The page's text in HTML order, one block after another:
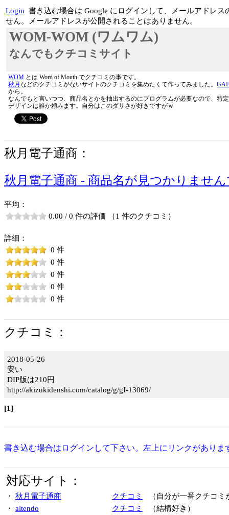
Login 書き込む場合は Google にログインして、メールアドレ
せん。メールアドレスが公開されることはありません。
WOM-WOM (ワムワム)
なんでもクチコミサイト
WOM とは Word of Mouth でクチコミの事です。
秋月 などのクチコミがないサイトのクチコミを集めたくて作ってみました。 GAE
から。
なんでもと言いつつ、商品名とかを抽出するのにプログラムが必要なので、特
デザインは誰か頼みます。自分はこのダサさが好きですがｗ
秋月電子通商：
秋月電子通商 - 商品名が見つかりませ
平均：
0.00 / 0 件の評価 （1 件のクチコミ）
詳細：
0 件
0 件
0 件
0 件
0 件
クチコミ：
2018-05-26
安い
DIP版は210円
http://akizukidenshi.com/catalog/g/gI-13069/
[1]
書き込む場合はログインして下さい。左上にリンクがありま
対応サイト：
・ 秋月電子通商 クチコミ
（自分が一番クチコミ
・ aitendo クチコミ
（結構好き）